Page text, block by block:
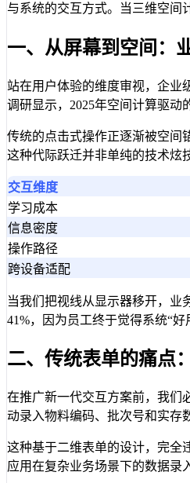
与系统的交互方式。当三维空间
一、从屏幕到空间：
站在用户体验的维度审视，企业
调研显示，2025年空间计算驱动
传统的点击式操作正逐渐被空间
这种代际跃迁并非单纯的技术炫
交互维度
学习成本
信息密度
操作路径
跨设备适配
当我们把视线从显示器移开，业
41%，因为员工终于觉得系统“好
二、传统表单的痛点
在推广新一代交互方案前，我们
动录入物料编码、批次号和实存
这种基于二维表单的设计，完全
应用在复杂业务场景下的数据录